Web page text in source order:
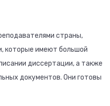
страны,
которые имеют большой
диссертации, а также
документов. Они готовы